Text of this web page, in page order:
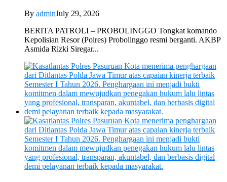
By adminJuly 29, 2026
BERITA PATROLI – PROBOLINGGO Tongkat komando
Kepolisian Resor (Polres) Probolinggo resmi berganti. AKBP
Asmida Rizki Siregar...